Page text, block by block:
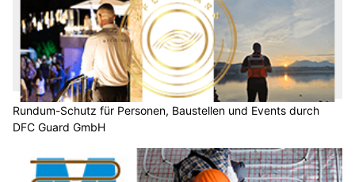
Rundum-Schutz für Personen, Baustellen und Events durch
DFC Guard GmbH